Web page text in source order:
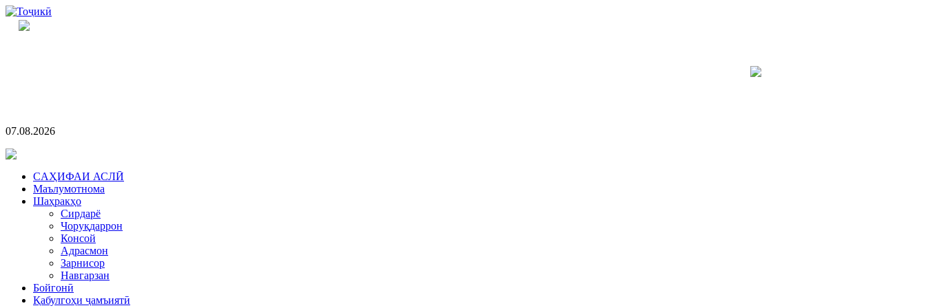
07.08.2026
CАҲИФАИ АСЛӢ
Маълумотнома
Шаҳракҳо
Сирдарё
Чоруқдаррон
Консой
Адрасмон
Зарнисор
Навгарзан
Бойгонӣ
Қабулгоҳи ҷамъиятӣ